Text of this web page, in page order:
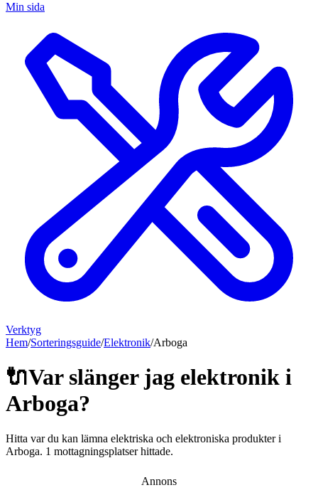
Min sida
Verktyg
Hem/Sorteringsguide/Elektronik/Arboga
🔌Var slänger jag elektronik i
Arboga?
Hitta var du kan lämna elektriska och elektroniska produkteri
Arboga. 1 mottagningsplatser hittade.
Annons